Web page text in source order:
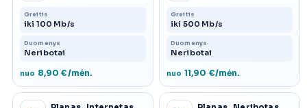
Greitis
iki 100 Mb/s
Duomenys
Neribotai
nuo 8,90 €/mėn.
Greitis
iki 500 Mb/s
Duomenys
Neribotai
nuo 11,90 €/mėn.